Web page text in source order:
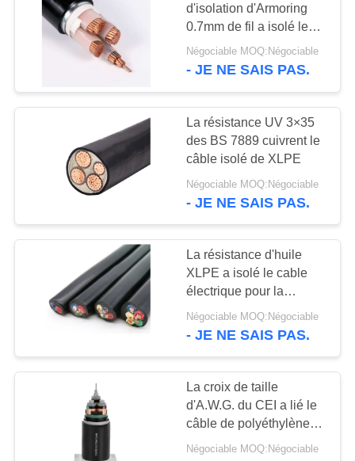
fil à un noyau
Câble
d'instrumentation
protégé
36
basse fumée câble
nul d'halogène
88
d'isolation d'Armoring
0.7mm de fil a isolé le
câble
Négociable MOQ:Négociable
- JE NE SAIS PAS.
La résistance UV 3×35
des BS 7889 cuivrent le
câble isolé de XLPE
Négociable MOQ:Négociable
- JE NE SAIS PAS.
La résistance d'huile
XLPE a isolé le cable
électrique pour la
construction
Négociable MOQ:Négociable
- JE NE SAIS PAS.
La croix de taille
d'A.W.G. du CEI a lié le
câble de polyéthylène
avec la gaine
Négociable MOQ:Négociable